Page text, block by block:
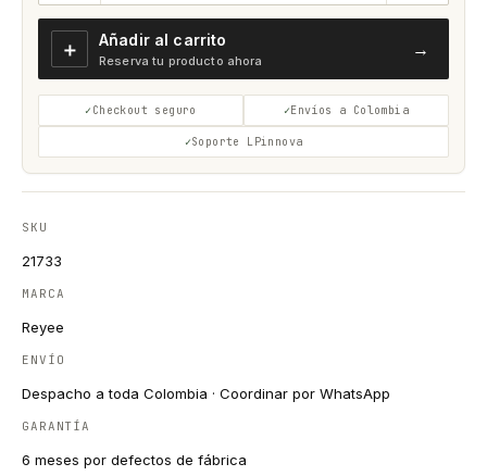
＋ Añadir al carrito
Reserva tu producto ahora
→
Checkout seguro Envíos a Colombia
Soporte LPinnova
SKU
21733
MARCA
Reyee
ENVÍO
Despacho a toda Colombia · Coordinar por WhatsApp
GARANTÍA
6 meses por defectos de fábrica